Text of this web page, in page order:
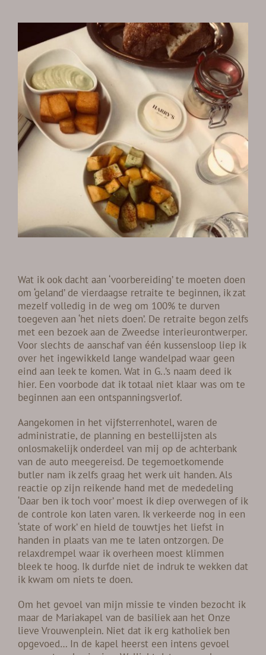
Wat ik ook dacht aan ‘voorbereiding’ te moeten doen
om ‘geland’ de vierdaagse retraite te beginnen, ik zat
mezelf volledig in de weg om 100% te durven
toegeven aan ‘het niets doen’. De retraite begon zelfs
met een bezoek aan de Zweedse interieurontwerper.
Voor slechts de aanschaf van één kussensloop liep ik
over het ingewikkeld lange wandelpad waar geen
eind aan leek te komen. Wat in G..’s naam deed ik
hier. Een voorbode dat ik totaal niet klaar was om te
beginnen aan een ontspanningsverlof.
Aangekomen in het vijfsterrenhotel, waren de
administratie, de planning en bestellijsten als
onlosmakelijk onderdeel van mij op de achterbank
van de auto meegereisd. De tegemoetkomende
butler nam ik zelfs graag het werk uit handen. Als
reactie op zijn reikende hand met de mededeling
‘Daar ben ik toch voor’ moest ik diep overwegen of ik
de controle kon laten varen. Ik verkeerde nog in een
‘state of work’ en hield de touwtjes het liefst in
handen in plaats van me te laten ontzorgen. De
relaxdrempel waar ik overheen moest klimmen
bleek te hoog. Ik durfde niet de indruk te wekken dat
ik kwam om niets te doen.
Om het gevoel van mijn missie te vinden bezocht ik
maar de Mariakapel van de basiliek aan het Onze
lieve Vrouwenplein. Niet dat ik erg katholiek ben
opgevoed… In de kapel heerst een intens gevoel